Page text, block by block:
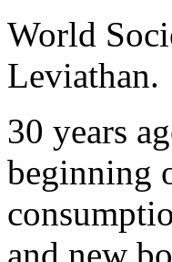
World
Leviathan.
30 years
beginning